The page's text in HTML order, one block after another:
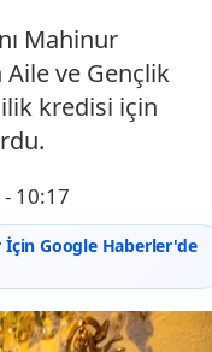
Mahinur
ve Gençlik
kredisi için
10:17
Google Haberler'de